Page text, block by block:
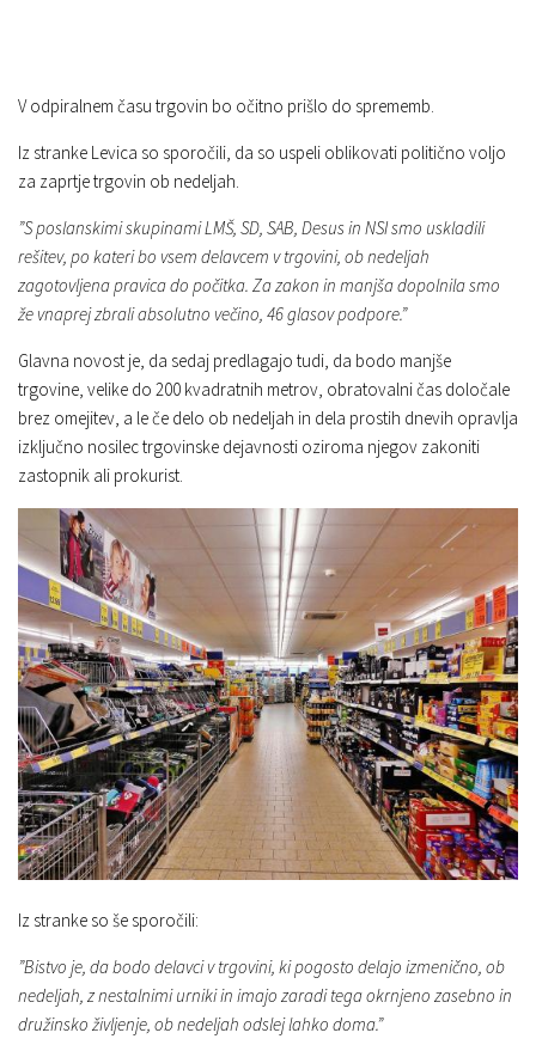
V odpiralnem času trgovin bo očitno prišlo do sprememb.
Iz stranke Levica so sporočili, da so uspeli oblikovati politično voljo
za zaprtje trgovin ob nedeljah.
”S poslanskimi skupinami LMŠ, SD, SAB, Desus in NSI smo uskladili
rešitev, po kateri bo vsem delavcem v trgovini, ob nedeljah
zagotovljena pravica do počitka. Za zakon in manjša dopolnila smo
že vnaprej zbrali absolutno večino, 46 glasov podpore.”
Glavna novost je, da sedaj predlagajo tudi, da bodo manjše
trgovine, velike do 200 kvadratnih metrov, obratovalni čas določale
brez omejitev, a le če delo ob nedeljah in dela prostih dnevih opravlja
izključno nosilec trgovinske dejavnosti oziroma njegov zakoniti
zastopnik ali prokurist.
Iz stranke so še sporočili:
”Bistvo je, da bodo delavci v trgovini, ki pogosto delajo izmenično, ob
nedeljah, z nestalnimi urniki in imajo zaradi tega okrnjeno zasebno in
družinsko življenje, ob nedeljah odslej lahko doma.”